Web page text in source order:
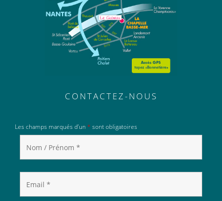
CONTACTEZ-NOUS
Les champs marqués d’un * sont obligatoires